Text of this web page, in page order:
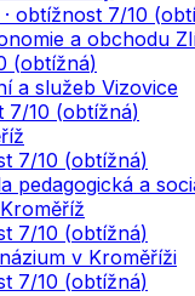
· obtížnost 7/10 (
a obchodu
(obtížná)
a služeb Vizovice
7/10 (obtížná)
7/10 (obtížná)
pedagogická a
7/10 (obtížná)
v Kroměříži
7/10 (obtížná)